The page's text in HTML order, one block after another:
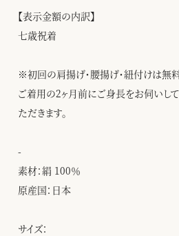
【表示金額の内訳】
七歳祝着
※初回の肩揚げ・腰揚げ・紐付けは無料
ご着用の2ヶ月前にご身長をお伺いし
ただきます。
-
素材：絹 100％
原産国：日本
サイズ：